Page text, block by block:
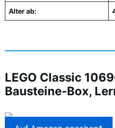
Alter ab:
LEGO Classic
Bausteine-Box,